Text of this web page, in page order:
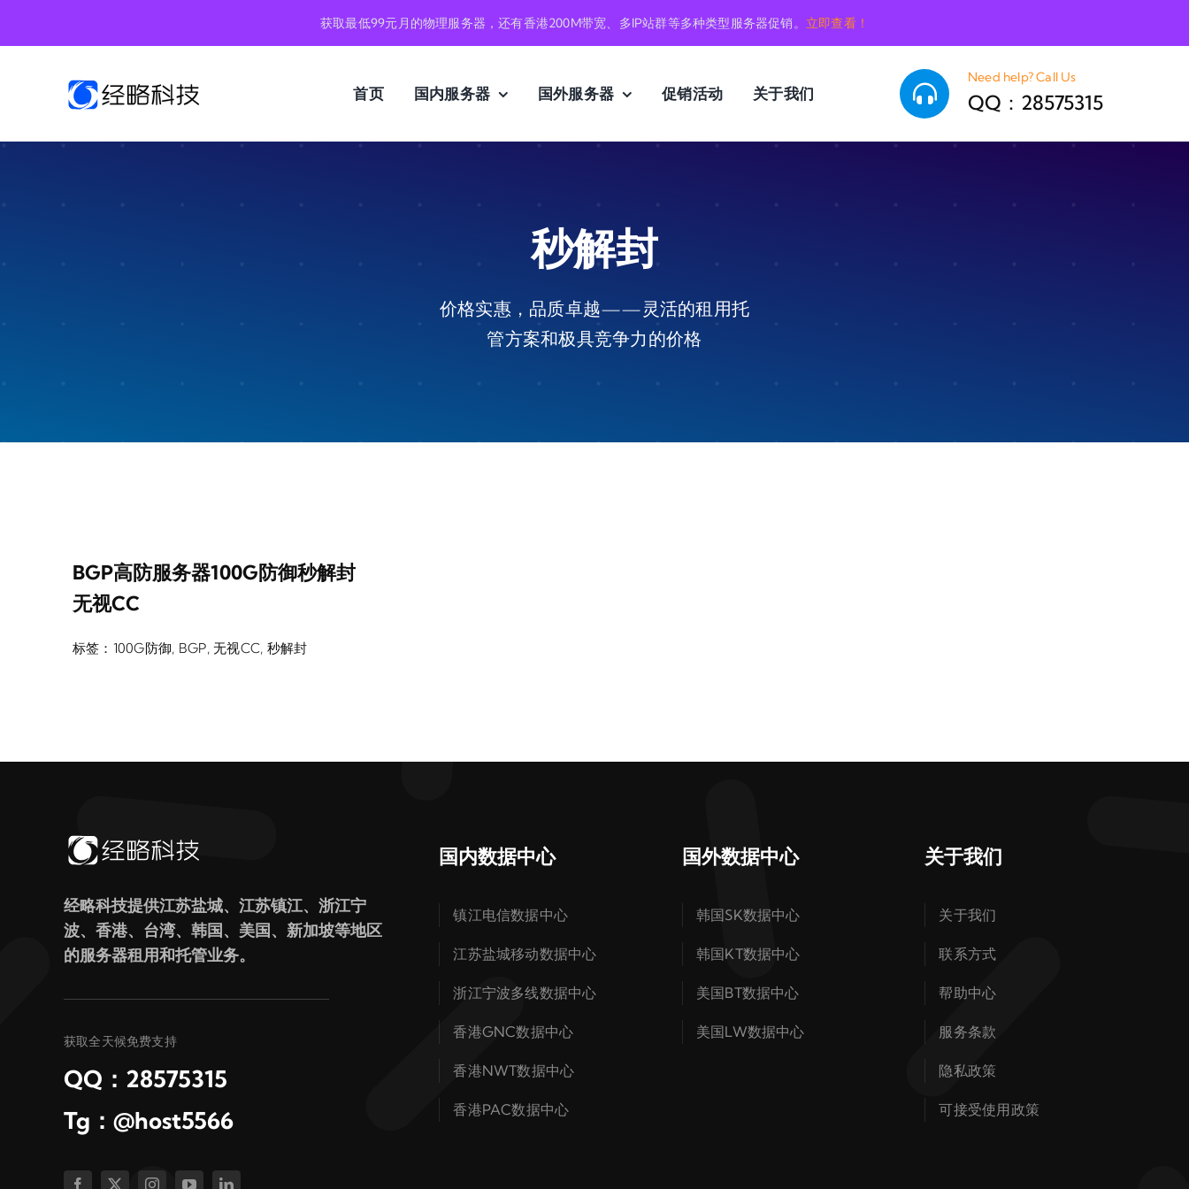
获取最低99元月的物理服务器，还有香港200M带宽、多IP站群等多种类型服务器促销。 立即查看！
首页 国内服务器 国外服务器 促销活动 关于我们
Need help? Call Us
QQ：28575315
秒解封
价格实惠，品质卓越——灵活的租用托
管方案和极具竞争力的价格
BGP高防服务器100G防御秒解封
无视CC
标签： 100G防御, BGP,无视CC, 秒解封
经略科技提供江苏盐城、江苏镇江、浙江宁
波、香港、台湾、韩国、美国、新加坡等地区
的服务器租用和托管业务。
获取全天候免费支持
QQ：28575315
Tg：@host5566
国内数据中心
镇江电信数据中心
江苏盐城移动数据中心
浙江宁波多线数据中心
香港GNC数据中心
香港NWT数据中心
香港PAC数据中心
国外数据中心
韩国SK数据中心
韩国KT数据中心
美国BT数据中心
美国LW数据中心
关于我们
关于我们
联系方式
帮助中心
服务条款
隐私政策
可接受使用政策